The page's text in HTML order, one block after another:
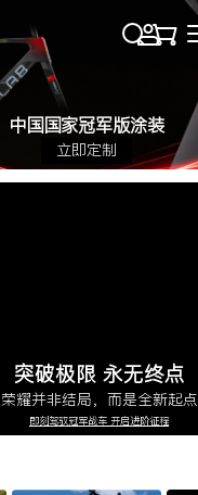
中国国家冠军版涂装
立即定制
突破极限 永无终点
荣耀并非结局，而是全新起点
即刻驾驭冠军战车 开启进阶征程